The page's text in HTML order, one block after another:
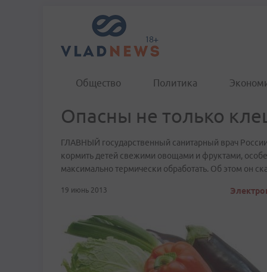
Общество Политика
Опасны не только
ГЛАВНЫЙ государственный санитарный врач
кормить детей свежими овощами и фруктами,
максимально термически обработать. Об этом он
19 июнь 2013